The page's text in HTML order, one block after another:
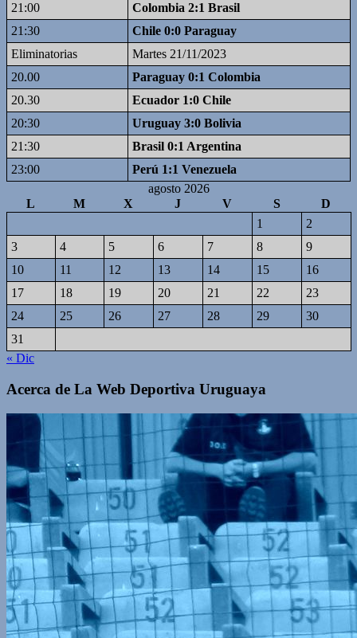
21:00
Colombia 2:1 Brasil
21:30
Chile 0:0 Paraguay
Eliminatorias
Martes 21/11/2023
20.00
Paraguay 0:1 Colombia
20.30
Ecuador 1:0 Chile
20:30
Uruguay 3:0 Bolivia
21:30
Brasil 0:1 Argentina
23:00
Perú 1:1 Venezuela
agosto 2026
L
M X J V S
D
1
2
3
4 5 6 7 8
9
10
11 12 13 14 15
16
17
18 19 20 21 22
23
24
25 26 27 28 29
30
31
« Dic
Acerca de La Web Deportiva Uruguaya